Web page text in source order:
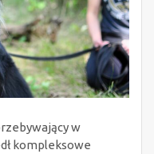
w
kompleksowe